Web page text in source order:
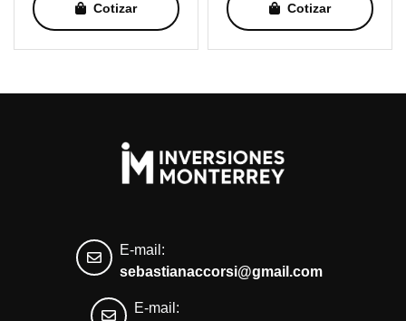
Cotizar Cotizar
E-mail:
sebastianaccorsi@gmail.com
E-mail: